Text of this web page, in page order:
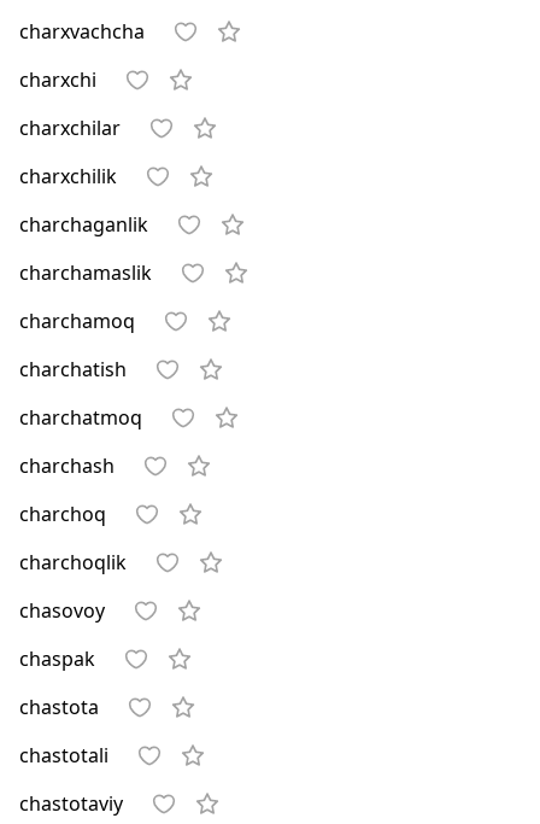
charxvachcha
charxchi
charxchilar
charxchilik
charchaganlik
charchamaslik
charchamoq
charchatish
charchatmoq
charchash
charchoq
charchoqlik
chasovoy
chaspak
chastota
chastotali
chastotaviy